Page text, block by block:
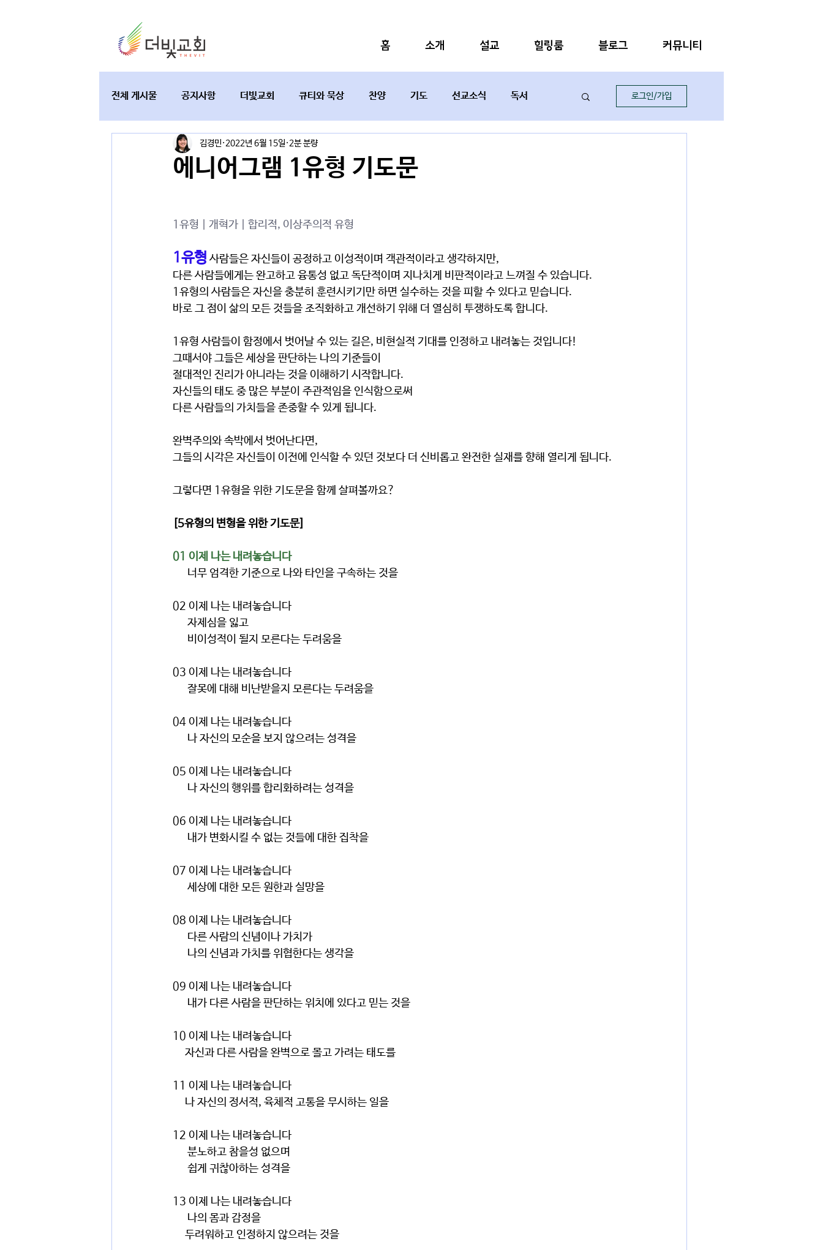
홈 소개 설교 힐링룸 블로그 커뮤니티
전체 게시물 공지사항 더빛교회 큐티와 묵상 찬양 기도 선교소식 독서
교육과 테필린 토요가정예배 설교요약
로그인/가입
에니어그램 1유형 기도문
김경민 2022년 6월 15일 2분 분량
1유형 | 개혁가 | 합리적, 이상주의적 유형
1유형 사람들은 자신들이 공정하고 이성적이며 객관적이라고 생각하지만,
다른 사람들에게는 완고하고 융통성 없고 독단적이며 지나치게 비판적이라고 느껴질 수 있습니다.
1유형의 사람들은 자신을 충분히 훈련시키기만 하면 실수하는 것을 피할 수 있다고 믿습니다.
바로 그 점이 삶의 모든 것들을 조직화하고 개선하기 위해 더 열심히 투쟁하도록 합니다.
1유형 사람들이 함정에서 벗어날 수 있는 길은, 비현실적 기대를 인정하고 내려놓는 것입니다!
그때서야 그들은 세상을 판단하는 나의 기준들이
절대적인 진리가 아니라는 것을 이해하기 시작합니다.
자신들의 태도 중 많은 부분이 주관적임을 인식함으로써
다른 사람들의 가치들을 존중할 수 있게 됩니다.
완벽주의와 속박에서 벗어난다면,
그들의 시각은 자신들이 이전에 인식할 수 있던 것보다 더 신비롭고 완전한 실재를 향해 열리게 됩니다.
그렇다면 1유형을 위한 기도문을 함께 살펴볼까요?
[5유형의 변형을 위한 기도문]
01 이제 나는 내려놓습니다
      너무 엄격한 기준으로 나와 타인을 구속하는 것을
02 이제 나는 내려놓습니다
      자제심을 잃고
      비이성적이 될지 모른다는 두려움을
03 이제 나는 내려놓습니다
      잘못에 대해 비난받을지 모른다는 두려움을
04 이제 나는 내려놓습니다
      나 자신의 모순을 보지 않으려는 성격을
05 이제 나는 내려놓습니다
      나 자신의 행위를 합리화하려는 성격을
06 이제 나는 내려놓습니다
      내가 변화시킬 수 없는 것들에 대한 집착을
07 이제 나는 내려놓습니다
      세상에 대한 모든 원한과 실망을
08 이제 나는 내려놓습니다
      다른 사람의 신념이나 가치가
      나의 신념과 가치를 위협한다는 생각을
09 이제 나는 내려놓습니다
      내가 다른 사람을 판단하는 위치에 있다고 믿는 것을
10 이제 나는 내려놓습니다
     자신과 다른 사람을 완벽으로 몰고 가려는 태도를
11 이제 나는 내려놓습니다
     나 자신의 정서적, 육체적 고통을 무시하는 일을
12 이제 나는 내려놓습니다
      분노하고 참을성 없으며
      쉽게 귀찮아하는 성격을
13 이제 나는 내려놓습니다
      나의 몸과 감정을
     두려워하고 인정하지 않으려는 것을